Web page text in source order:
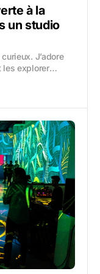
à la
un studio
J’adore
les explorer